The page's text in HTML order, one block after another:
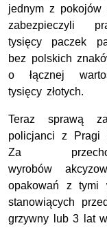
jednym z pokojów
zabezpieczyli
tysięcy paczek
bez polskich
o łącznej
tysięcy złotych.
Teraz sprawą
policjanci z Pragi
Za
wyrobów
opakowań z tymi
stanowiących
grzywny lub 3 lat